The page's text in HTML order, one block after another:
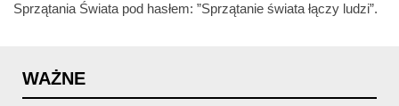
Sprzątania Świata pod hasłem: ”Sprzątanie świata łączy ludzi”.
WAŻNE